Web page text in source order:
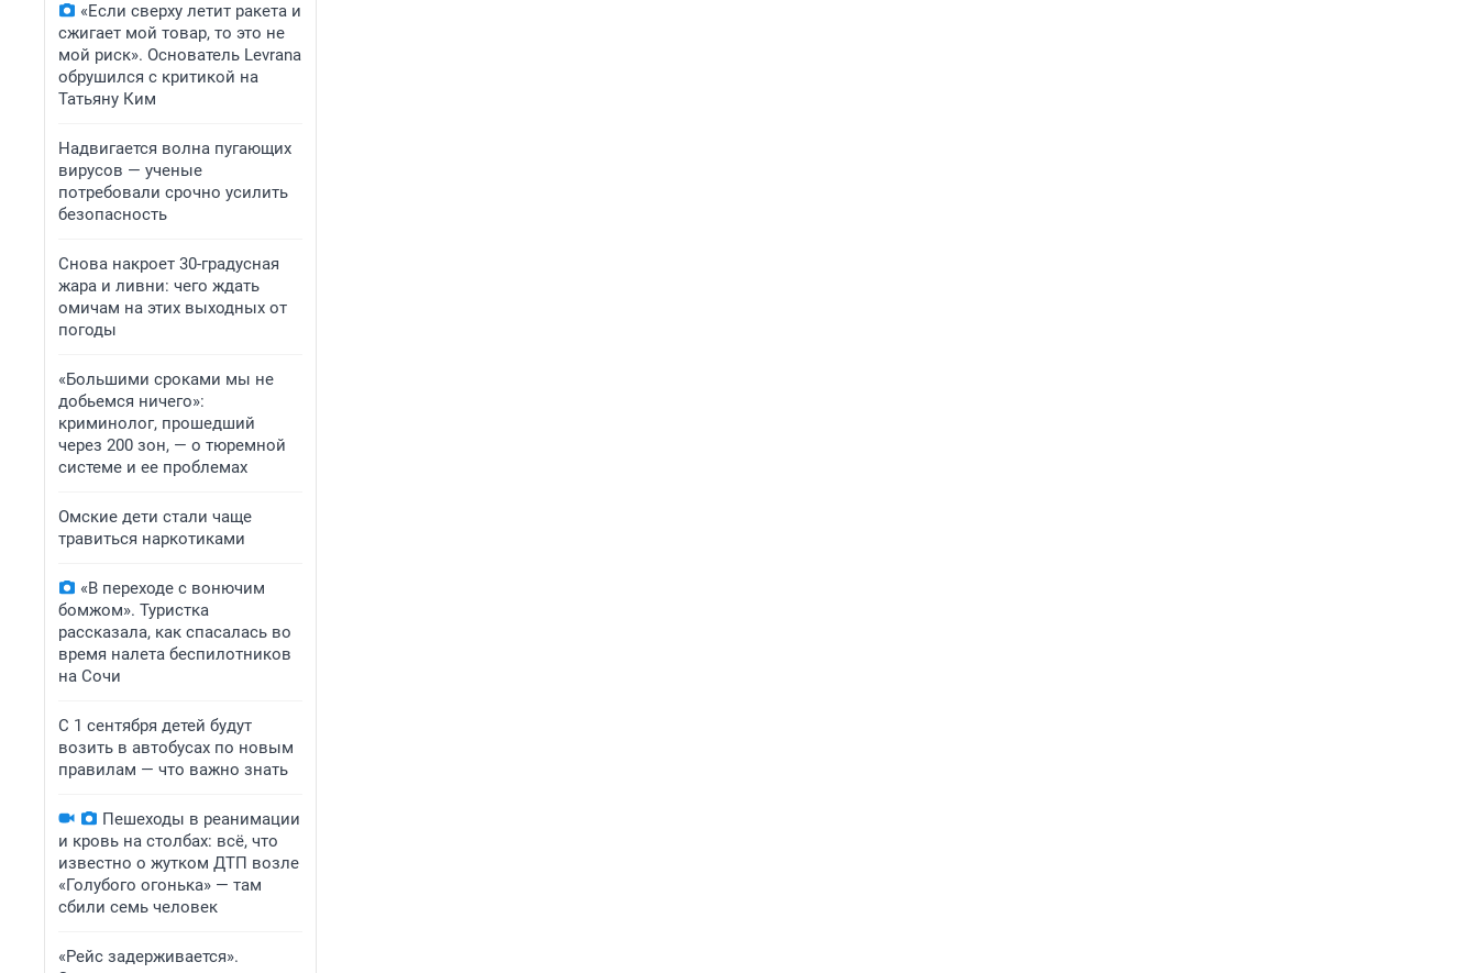
«Если сверху летит ракета и
сжигает мой товар, то это не
мой риск». Основатель Levrana
обрушился с критикой на
Татьяну Ким
Надвигается волна пугающих
вирусов — ученые
потребовали срочно усилить
безопасность
Снова накроет 30-градусная
жара и ливни: чего ждать
омичам на этих выходных от
погоды
«Большими сроками мы не
добьемся ничего»:
криминолог, прошедший
через 200 зон, — о тюремной
системе и ее проблемах
Омские дети стали чаще
травиться наркотиками
«В переходе с вонючим
бомжом». Туристка
рассказала, как спасалась во
время налета беспилотников
на Сочи
С 1 сентября детей будут
возить в автобусах по новым
правилам — что важно знать
Пешеходы в реанимации
и кровь на столбах: всё, что
известно о жутком ДТП возле
«Голубого огонька» — там
сбили семь человек
«Рейс задерживается».